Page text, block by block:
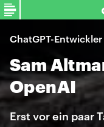
ChatGPT-
Sam
OpenAI
Erst vor ein paar